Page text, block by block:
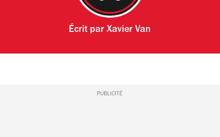
Écrit parXavier Van
PUBLICITÉ